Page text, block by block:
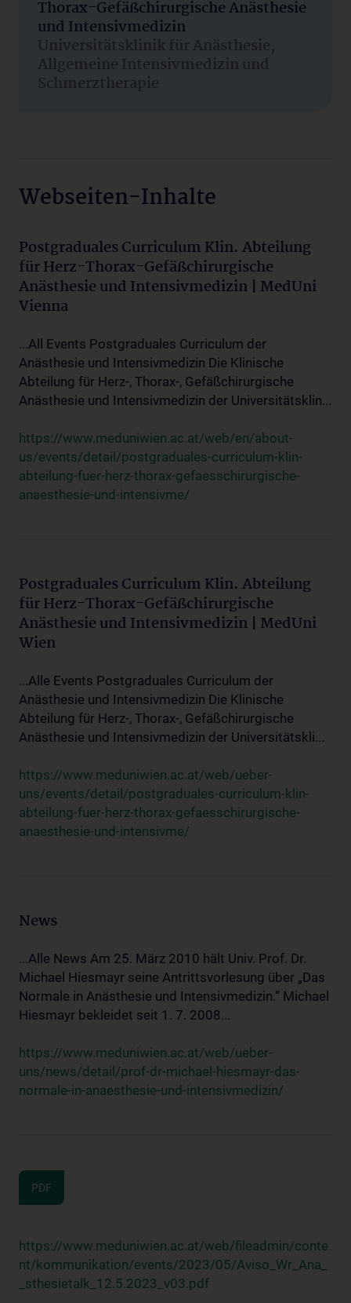
Thorax-Gefäßchirurgische Anästhesie
und Intensivmedizin
Universitätsklinik für Anästhesie,
Allgemeine Intensivmedizin und
Schmerztherapie
Webseiten-Inhalte
Postgraduales Curriculum Klin. Abteilung
für Herz-Thorax-Gefäßchirurgische
Anästhesie und Intensivmedizin | MedUni
Vienna
...All Events Postgraduales Curriculum der
Anästhesie und Intensivmedizin Die Klinische
Abteilung für Herz-, Thorax-, Gefäßchirurgische
Anästhesie und Intensivmedizin der Universitätsklin...
https://www.meduniwien.ac.at/web/en/about-
us/events/detail/postgraduales-curriculum-klin-
abteilung-fuer-herz-thorax-gefaesschirurgische-
anaesthesie-und-intensivme/
Postgraduales Curriculum Klin. Abteilung
für Herz-Thorax-Gefäßchirurgische
Anästhesie und Intensivmedizin | MedUni
Wien
...Alle Events Postgraduales Curriculum der
Anästhesie und Intensivmedizin Die Klinische
Abteilung für Herz-, Thorax-, Gefäßchirurgische
Anästhesie und Intensivmedizin der Universitätskli...
https://www.meduniwien.ac.at/web/ueber-
uns/events/detail/postgraduales-curriculum-klin-
abteilung-fuer-herz-thorax-gefaesschirurgische-
anaesthesie-und-intensivme/
News
...Alle News Am 25. März 2010 hält Univ. Prof. Dr.
Michael Hiesmayr seine Antrittsvorlesung über „Das
Normale in Anästhesie und Intensivmedizin.“ Michael
Hiesmayr bekleidet seit 1. 7. 2008...
https://www.meduniwien.ac.at/web/ueber-
uns/news/detail/prof-dr-michael-hiesmayr-das-
normale-in-anaesthesie-und-intensivmedizin/
PDF
https://www.meduniwien.ac.at/web/fileadmin/conte
nt/kommunikation/events/2023/05/Aviso_Wr_Ana_
_sthesietalk_12.5.2023_v03.pdf